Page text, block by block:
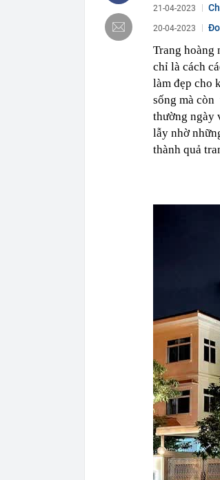
21-04-2023
20-04-2023
Trang hoàng
chỉ là cách
làm đẹp cho
sống mà còn
thường ngày
lẫy nhờ
thành quả